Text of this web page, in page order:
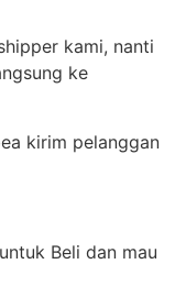
kami, nanti
ke
kirim pelanggan
Beli dan mau